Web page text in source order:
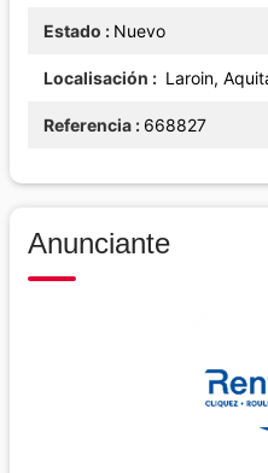
Estado Nuevo
Localisación Laroin,
Referencia 668827
Anunciante